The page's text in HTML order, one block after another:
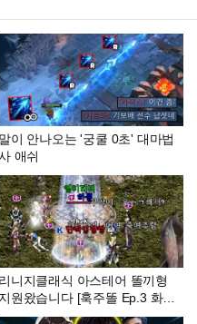
말이 안나오는 '궁쿨 0초' 대마법
애쉬
리니지클래식 아스테어 똘끼형
지원왔습니다 [훅주똘 Ep.3 화말
이반장] #리니지클래식 #데포